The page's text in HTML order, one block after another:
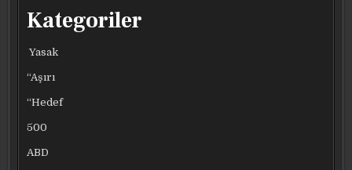
Kategoriler
Yasak
“Aşırı
“Hedef
500
ABD